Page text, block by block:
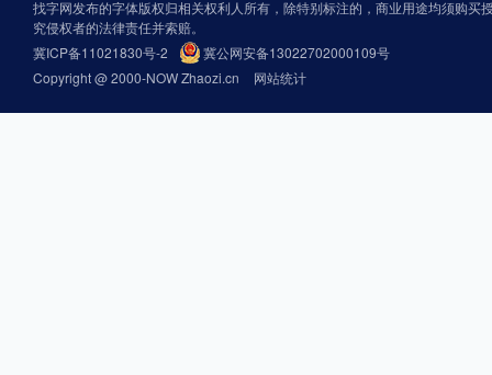
找字网发布的字体版权归相关权利人所有，除特别标注的，商业用途均须购买
究侵权者的法律责任并索赔。
冀ICP备11021830号-2
冀公网安备13022702000109号
Copyright @ 2000-NOW Zhaozi.cn
网站统计